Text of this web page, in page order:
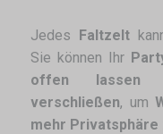
Jedes Faltzelt
Sie können Ihr
offen lassen
verschließen, um
mehr Privatsphäre